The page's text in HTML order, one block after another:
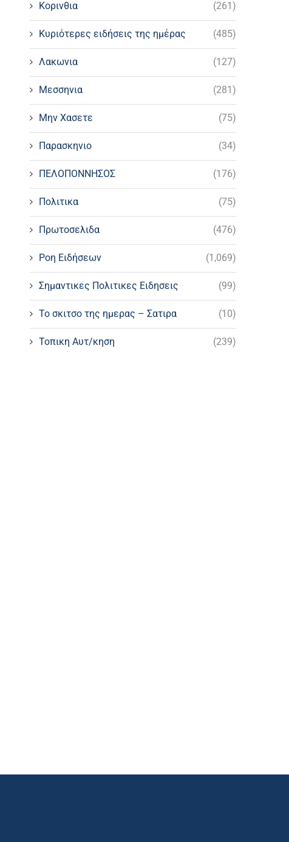
Κορινθια (261)
Κυριότερες ειδήσεις της ημέρας (485)
Λακωνια (127)
Μεσσηνια (281)
Μην Χασετε (75)
Παρασκηνιο (34)
ΠΕΛΟΠΟΝΝΗΣΟΣ (176)
Πολιτικα (75)
Πρωτοσελιδα (476)
Ροη Ειδήσεων (1,069)
Σημαντικες Πολιτικες Ειδησεις (99)
Το σκιτσο της ημερας – Σατιρα (10)
Τοπικη Αυτ/κηση (239)